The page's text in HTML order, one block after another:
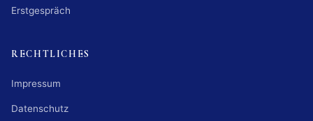
Erstgespräch
RECHTLICHES
Impressum
Datenschutz